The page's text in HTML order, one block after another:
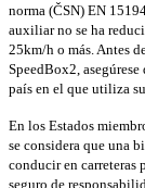
norma (ČSN) EN
auxiliar no se ha
25km/h o más. Antes
SpeedBox2,
país en el que utiliza
En los Estados
se considera que una
conducir en
seguro de